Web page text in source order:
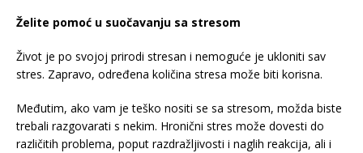
Želite pomoć u suočavanju sa stresom
Život je po svojoj prirodi stresan i nemoguće je ukloniti sav
stres. Zapravo, određena količina stresa može biti korisna.
Međutim, ako vam je teško nositi se sa stresom, možda biste
trebali razgovarati s nekim. Hronični stres može dovesti do
različitih problema, poput razdražljivosti i naglih reakcija, ali i